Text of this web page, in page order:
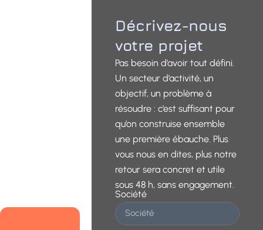
Décrivez-nous
votre projet
Pas besoin d’avoir tout défini.
Un secteur d’activité, un
objectif, un problème à
résoudre : c’est suffisant pour
qu’on construise ensemble
une première ébauche. Plus
vous nous en dites, plus notre
retour sera concret et utile
sous 48 h, sans engagement.
Société